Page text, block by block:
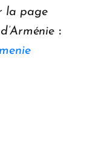
la page
։